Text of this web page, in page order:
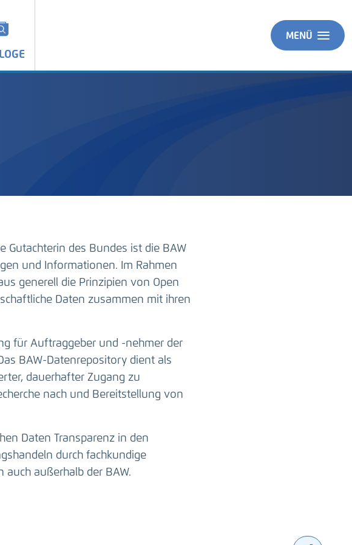
MENÜ
Gutachterin des Bundes ist die BAW
und Informationen. Im Rahmen
generell die Prinzipien von Open
Daten zusammen mit ihren
für Auftraggeber und -nehmer der
BAW-Datenrepository dient als
dauerhafter Zugang zu
nach und Bereitstellung von
Daten Transparenz in den
durch fachkundige
außerhalb der BAW.